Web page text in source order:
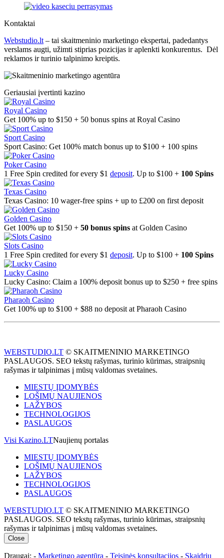
Kontaktai
Webstudio.lt – tai skaitmeninio marketingo ekspertai, padedantys
verslams augti, užimti stiprias pozicijas ir aplenkti konkurentus. Dėl
reklamos ir turinio talpinimo kreiptis.
Geriausiai įvertinti kazino
Royal Casino
Get 100% up to $150 + 50 bonus spins at Royal Casino
Sport Casino
Sport Casino: Get 100% match bonus up to $100 + 100 spins
Poker Casino
1 Free Spin credited for every $1 deposit. Up to $100 + 100 Spins
Texas Casino
Texas Casino: 10 wager-free spins + up to £200 on first deposit
Golden Casino
Get 100% up to $150 + 50 bonus spins at Golden Casino
Slots Casino
1 Free Spin credited for every $1 deposit. Up to $100 + 100 Spins
Lucky Casino
Lucky Casino: Claim a 100% deposit bonus up to $250 + free spins
Pharaoh Casino
Get 100% up to $100 + $88 no deposit at Pharaoh Casino
WEBSTUDIO.LT © SKAITMENINIO MARKETINGO
PASLAUGOS. SEO tekstų rašymas, turinio kūrimas, straipsnių
rašymas ir talpinimas į mūsų valdomas svetaines.
MIESTŲ ĮDOMYBĖS
LOŠIMŲ NAUJIENOS
LAŽYBOS
TECHNOLOGIJOS
PASLAUGOS
Visi Kazino.LTNaujienų portalas
MIESTŲ ĮDOMYBĖS
LOŠIMŲ NAUJIENOS
LAŽYBOS
TECHNOLOGIJOS
PASLAUGOS
WEBSTUDIO.LT © SKAITMENINIO MARKETINGO
PASLAUGOS. SEO tekstų rašymas, turinio kūrimas, straipsnių
rašymas ir talpinimas į mūsų valdomas svetaines.
Close
Draugai: - Marketingo agentūra - Teisinės konsultacijos - Skaidrių